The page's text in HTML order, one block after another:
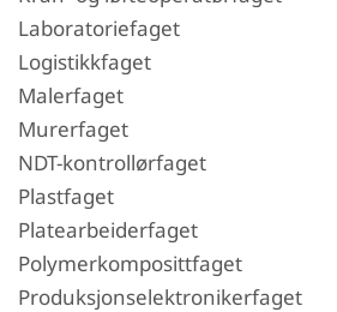
Laboratoriefaget
Logistikkfaget
Malerfaget
Murerfaget
NDT-kontrollørfaget
Plastfaget
Platearbeiderfaget
Polymerkomposittfaget
Produksjonselektronikerfaget